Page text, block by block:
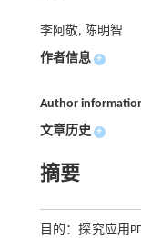
李阿敬, 陈明智
作者信息 +
Author
文章历史 +
摘要
目的：探究应用